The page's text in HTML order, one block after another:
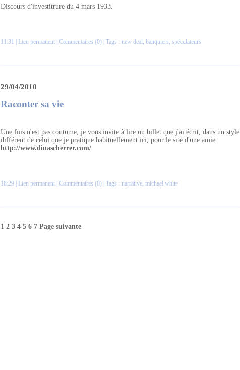
Discours d'investitrure du 4 mars 1933.
11:31 | Lien permanent Commentaires (0) | Tags : new deal, banquiers, spéculateurs
29/04/2010
Raconter sa vie
Une fois n'est pas coutume, je vous invite à lire un billet que j'ai écrit, dans un style
différent de celui que je pratique habituellement ici, pour le site d'une amie:
http://www.dinascherrer.com/
18:29 | Lien permanent Commentaires (0) | Tags : narrative, michael white
1 2 3 4 5 6 7 Page suivante